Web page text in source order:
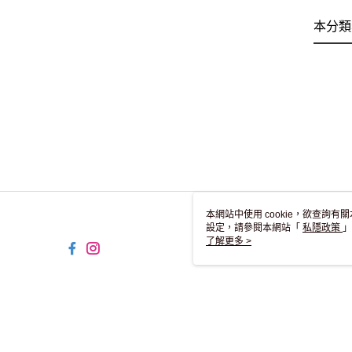
本分
本網站中使用 cookie，欲查詢有
設定，請參閱本網站「 私隱政策
用 cookie。
了解更多 >